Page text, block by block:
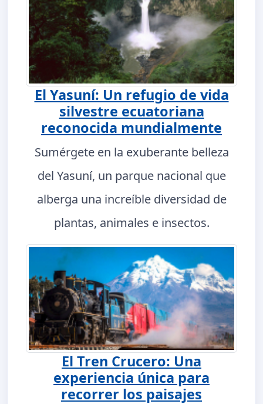
El Yasuní: Un refugio de vida
silvestre ecuatoriana
reconocida mundialmente
Sumérgete en la exuberante belleza
del Yasuní, un parque nacional que
alberga una increíble diversidad de
plantas, animales e insectos.
El Tren Crucero: Una
experiencia única para
recorrer los paisajes